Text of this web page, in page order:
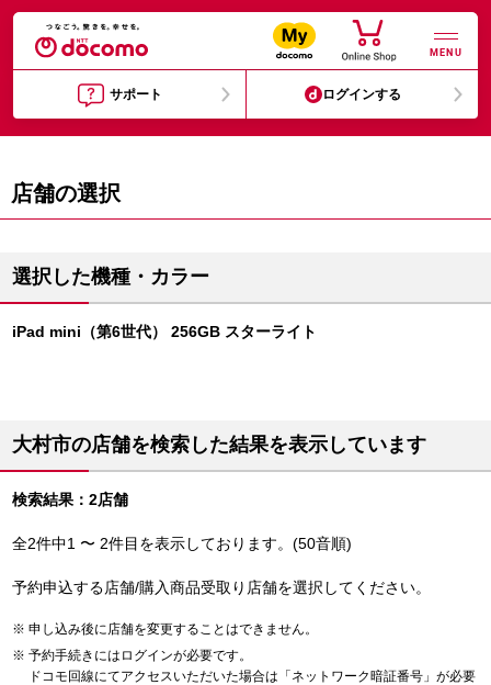
MENU
サポート ログインする
店舗の選択
選択した機種・カラー
iPad mini（第6世代） 256GB スターライト
大村市の店舗を検索した結果を表示しています
検索結果：2店舗
全2件中1 〜 2件目を表示しております。(50音順)
予約申込する店舗/購入商品受取り店舗を選択してください。
申し込み後に店舗を変更することはできません。
予約手続きにはログインが必要です。
ドコモ回線にてアクセスいただいた場合は「ネットワーク暗証番号」が必要